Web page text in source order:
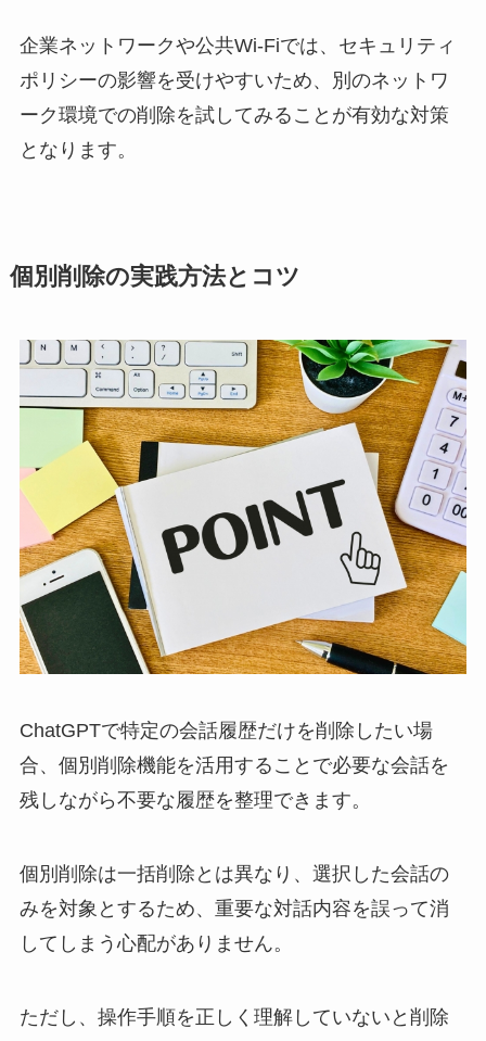
企業ネットワークや公共Wi-Fiでは、セキュリティ
ポリシーの影響を受けやすいため、別のネットワ
ーク環境での削除を試してみることが有効な対策
となります。
個別削除の実践方法とコツ
ChatGPTで特定の会話履歴だけを削除したい場
合、個別削除機能を活用することで必要な会話を
残しながら不要な履歴を整理できます。
個別削除は一括削除とは異なり、選択した会話の
みを対象とするため、重要な対話内容を誤って消
してしまう心配がありません。
ただし、操作手順を正しく理解していないと削除